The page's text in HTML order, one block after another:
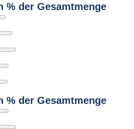
% der Gesamtmenge
% der Gesamtmenge